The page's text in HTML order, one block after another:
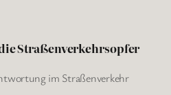
Straßenverkehrsopfer
im Straßenverkehr